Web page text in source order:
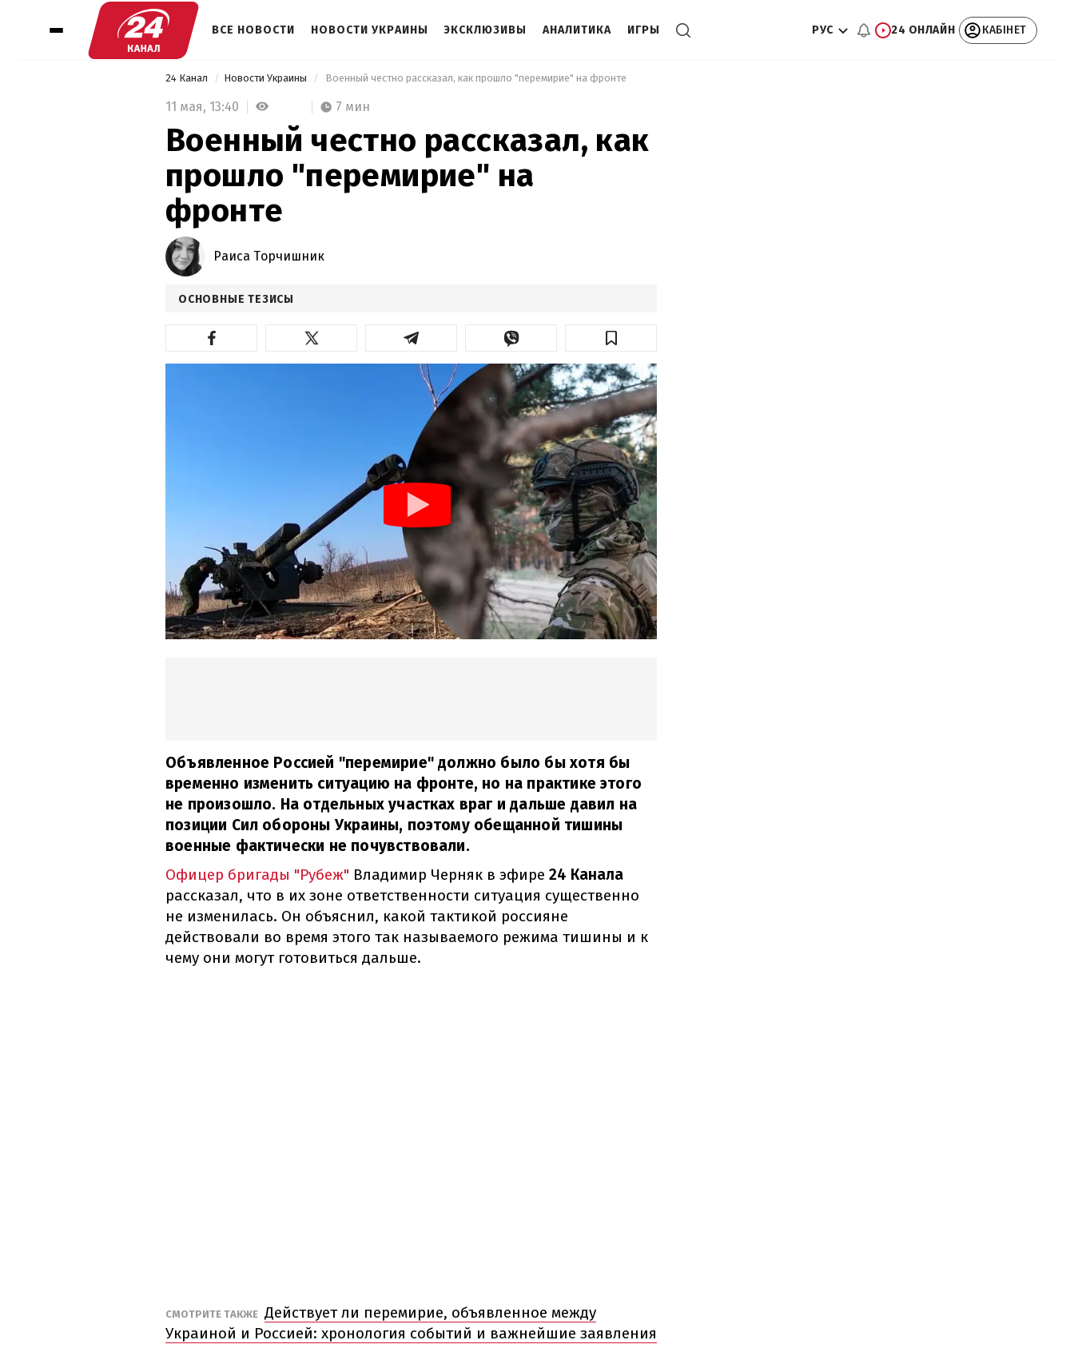
ВСЕ НОВОСТИ НОВОСТИ УКРАИНЫ ЭКСКЛЮЗИВЫ АНАЛИТИКА ИГРЫ РУС 24 ОНЛАЙН КАБІНЕТ
24 Канал Новости Украины Военный честно рассказал, как прошло "перемирие" на фронте
11 мая, 13:40 7 мин
Военный честно рассказал, как
прошло "перемирие" на
фронте
Раиса Торчишник
ОСНОВНЫЕ ТЕЗИСЫ
Объявленное Россией "перемирие" должно было бы хотя бы
временно изменить ситуацию на фронте, но на практике этого
не произошло. На отдельных участках враг и дальше давил на
позиции Сил обороны Украины, поэтому обещанной тишины
военные фактически не почувствовали.
Офицер бригады "Рубеж" Владимир Черняк в эфире 24 Канала
рассказал, что в их зоне ответственности ситуация существенно
не изменилась. Он объяснил, какой тактикой россияне
действовали во время этого так называемого режима тишины и к
чему они могут готовиться дальше.
СМОТРИТЕ ТАКЖЕ Действует ли перемирие, объявленное между
Украиной и Россией: хронология событий и важнейшие заявления